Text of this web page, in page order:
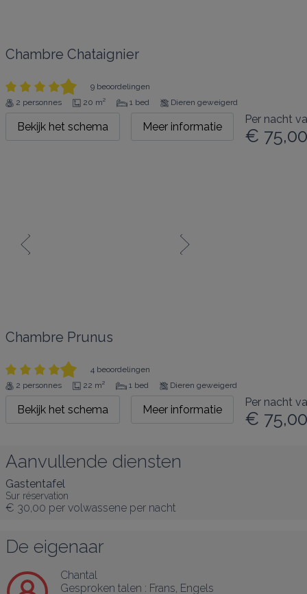
Chambre Chataignier
9 beoordelingen
2 personnes
20 m² 1 bed Dieren geweigerd
Bekijk het schema Meer informatie
Per nacht
€ 75,00
Chambre Prunus
4 beoordelingen
2 personnes
22 m² 1 bed Dieren geweigerd
Bekijk het schema Meer informatie
Per nacht
€ 75,00
Aanvullende diensten
Gastentafel
Sur réservation
€ 30,00 per volwassene per nacht
De eigenaar
Chantal
Gesproken talen : Frans Engels